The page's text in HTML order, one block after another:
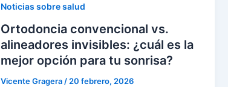
Noticias sobre salud
Ortodoncia convencional vs.
alineadores invisibles: ¿cuál es la
mejor opción para tu sonrisa?
Vicente Gragera/20 febrero, 2026